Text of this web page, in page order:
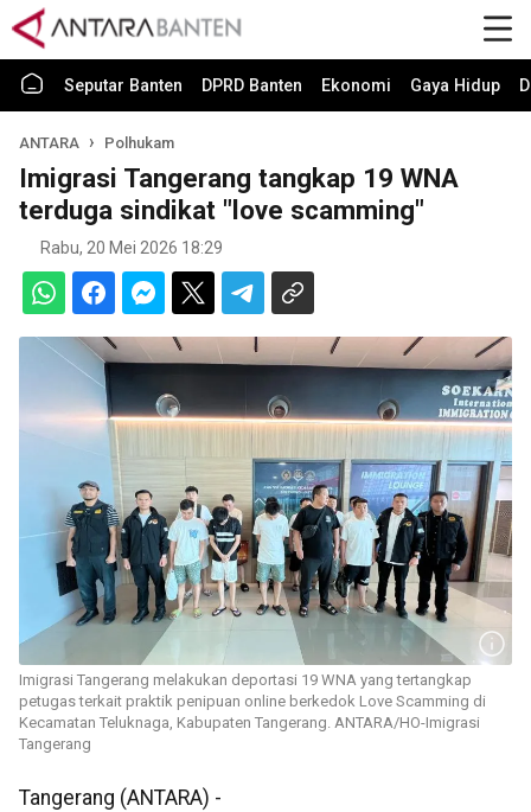
Seputar Banten DPRD Banten Ekonomi Gaya Hidup
ANTARA Polhukam
Imigrasi Tangerang tangkap 19 WNA
terduga sindikat "love scamming"
Rabu, 20 Mei 2026 18:29
Imigrasi Tangerang melakukan deportasi 19 WNA yang tertangkap
petugas terkait praktik penipuan online berkedok Love Scamming di
Kecamatan Teluknaga, Kabupaten Tangerang. ANTARA/HO-Imigrasi
Tangerang
Tangerang (ANTARA) -